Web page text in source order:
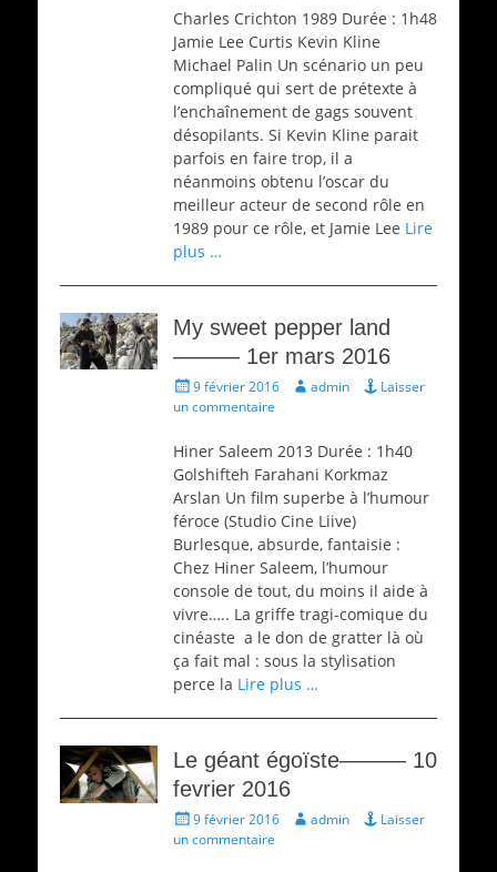
Charles Crichton 1989 Durée : 1h48
Jamie Lee Curtis Kevin Kline
Michael Palin Un scénario un peu
compliqué qui sert de prétexte à
l’enchaînement de gags souvent
désopilants. Si Kevin Kline parait
parfois en faire trop, il a
néanmoins obtenu l’oscar du
meilleur acteur de second rôle en
1989 pour ce rôle, et Jamie Lee Lire
plus …
My sweet pepper land
——— 1er mars 2016
Écrit
le
9 février 2016 Auteur
admin
Laisser
un commentaire
Hiner Saleem 2013 Durée : 1h40
Golshifteh Farahani Korkmaz
Arslan Un film superbe à l’humour
féroce (Studio Cine Liive)
Burlesque, absurde, fantaisie :
Chez Hiner Saleem, l’humour
console de tout, du moins il aide à
vivre….. La griffe tragi-comique du
cinéaste a le don de gratter là où
ça fait mal : sous la stylisation
perce la Lire plus …
Le géant égoïste——— 10
fevrier 2016
Écrit
le
9 février 2016 Auteur
admin
Laisser
un commentaire